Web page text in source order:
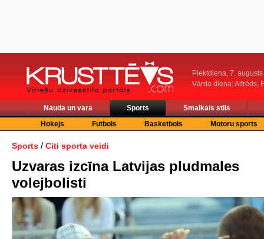
Piektdiena, 7. augusts
Vārda diena: Alfrēds,
Nauda un vara Sports
Smalkais stils
Hokejs
Futbols Basketbols Motoru sports
Sports / Citi sporta veidi
Uzvaras izcīna Latvijas pludmales
volejbolisti